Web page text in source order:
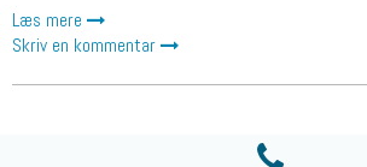
Læs mere
Skriv en kommentar